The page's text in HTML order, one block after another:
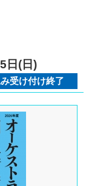
日(日)
受け付け終了